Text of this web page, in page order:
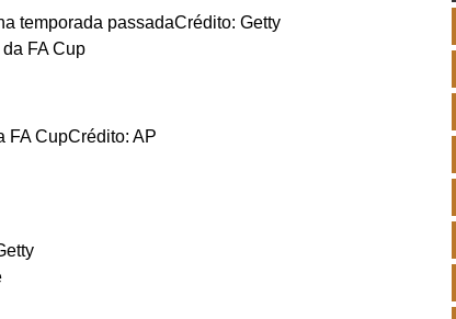
temporada passadaCrédito: Getty
FA CupCrédito: AP